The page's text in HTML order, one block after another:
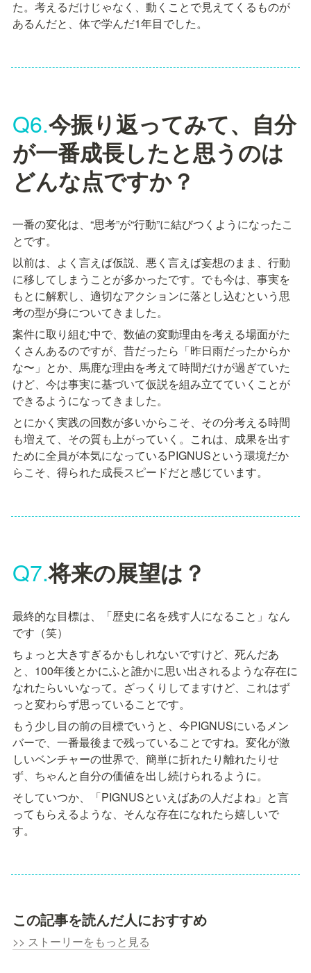
た。考えるだけじゃなく、動くことで見えてくるものが
あるんだと、体で学んだ1年目でした。
Q6.今振り返ってみて、自分
が一番成長したと思うのは
どんな点ですか？
一番の変化は、“思考”が“行動”に結びつくようになったこ
とです。
以前は、よく言えば仮説、悪く言えば妄想のまま、行動
に移してしまうことが多かったです。でも今は、事実を
もとに解釈し、適切なアクションに落とし込むという思
考の型が身についてきました。
案件に取り組む中で、数値の変動理由を考える場面がた
くさんあるのですが、昔だったら「昨日雨だったからか
な〜」とか、馬鹿な理由を考えて時間だけが過ぎていた
けど、今は事実に基づいて仮説を組み立てていくことが
できるようになってきました。
とにかく実践の回数が多いからこそ、その分考える時間
も増えて、その質も上がっていく。これは、成果を出す
ために全員が本気になっているPIGNUSという環境だか
らこそ、得られた成長スピードだと感じています。
Q7.将来の展望は？
最終的な目標は、「歴史に名を残す人になること」なん
です（笑）
ちょっと大きすぎるかもしれないですけど、死んだあ
と、100年後とかにふと誰かに思い出されるような存在に
なれたらいいなって。ざっくりしてますけど、これはず
っと変わらず思っていることです。
もう少し目の前の目標でいうと、今PIGNUSにいるメン
バーで、一番最後まで残っていることですね。変化が激
しいベンチャーの世界で、簡単に折れたり離れたりせ
ず、ちゃんと自分の価値を出し続けられるように。
そしていつか、「PIGNUSといえばあの人だよね」と言
ってもらえるような、そんな存在になれたら嬉しいで
す。
この記事を読んだ人におすすめ
>> ストーリーをもっと見る